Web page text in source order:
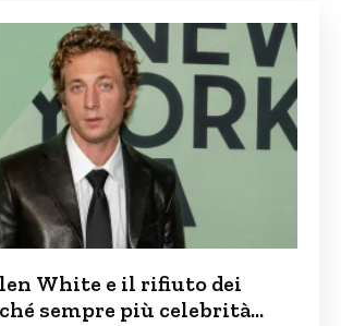
White e il rifiuto dei
sempre più celebrità